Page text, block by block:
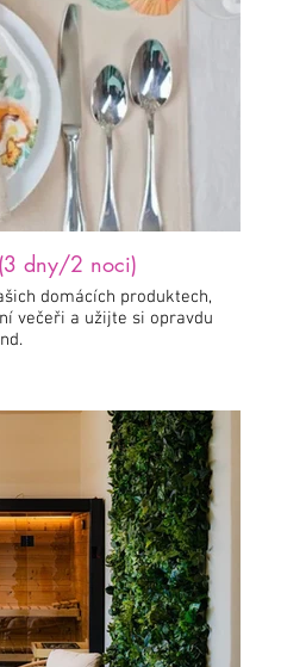
dny/2 noci)
domácích produktech,
večeři a užijte si opravdu